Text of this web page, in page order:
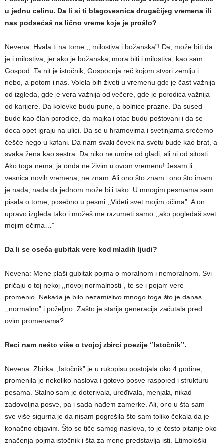
u jednu celinu. Da li si ti blagovesnica drugačijeg vremena ili
nas podsećaš na lično vreme koje je prošlo?
Nevena: Hvala ti na tome ,, milostiva i božanska”! Da, može biti da
je i milostiva, jer ako je božanska, mora biti i milostiva, kao sam
Gospod. Ta nit je istočnik, Gospodnja reč kojom stvori zemlju i
nebo, a potom i nas. Volela bih živeti u vremenu gde je čast važnija
od izgleda, gde je vera važnija od večere, gde je porodica važnija
od karijere. Da kolevke budu pune, a bolnice prazne. Da sused
bude kao član porodice, da majka i otac budu poštovani i da se
deca opet igraju na ulici. Da se u hramovima i svetinjama srećemo
češće nego u kafani. Da nam svaki čovek na svetu bude kao brat, a
svaka žena kao sestra. Da niko ne umire od gladi, ali ni od sitosti.
Ako toga nema, ja onda ne živim u ovom vremenu! Jesam li
vesnica novih vremena, ne znam. Ali ono što znam i ono što imam
je nada, nada da jednom može biti tako. U mnogim pesmama sam
pisala o tome, posebno u pesmi ,,Videti svet mojim očima”. A on
upravo izgleda tako i možeš me razumeti samo ,,ako pogledaš svet
mojim očima…”
Da li se oseća gubitak vere kod mladih ljudi?
Nevena: Mene plaši gubitak pojma o moralnom i nemoralnom. Svi
pričaju o toj nekoj ,,novoj normalnosti”, te se i pojam vere
promenio. Nekada je bilo nezamislivo mnogo toga što je danas
,,normalno” i poželjno. Zašto je starija generacija zaćutala pred
ovim promenama?
Reci nam nešto više o tvojoj zbirci poezije ‘’Istočnik’’.
Nevena: Zbirka ,,Istočnik” je u rukopisu postojala oko 4 godine,
promenila je nekoliko naslova i gotovo posve raspored i strukturu
pesama. Stalno sam je doterivala, uređivala, menjala, nikad
zadovoljna posve, pa i sada nađem zamerke. Ali, ono u šta sam
sve više sigurna je da nisam pogrešila što sam toliko čekala da je
konačno objavim. Što se tiče samog naslova, to je često pitanje oko
značenja pojma istočnik i šta za mene predstavlja isti. Etimološki